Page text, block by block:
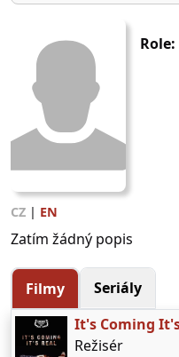
Role:
CZ | EN
Zatím žádný popis
Filmy
Seriály
It's Coming
Režisér